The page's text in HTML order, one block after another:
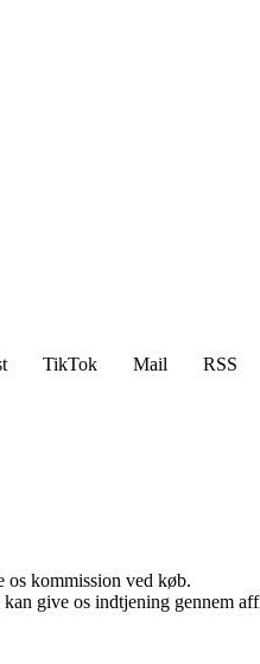
TikTok Mail
RSS
os kommission ved køb.
give os indtjening gennem